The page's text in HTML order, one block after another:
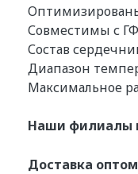
Совместимы с
Состав
Диапазон
Максимальное
Наши филиалы
Доставка